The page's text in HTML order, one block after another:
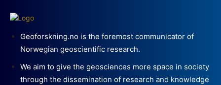
Geoforskning.no is the foremost communicator of
Norwegian geoscientific research.
We aim to give the geosciences more space in society
through the dissemination of research and knowledge